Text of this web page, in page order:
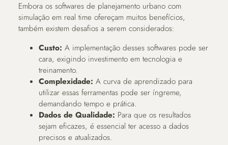
Embora os softwares de planejamento urbano com
simulação em real time ofereçam muitos benefícios,
também existem desafios a serem considerados:
Custo: A implementação desses softwares pode ser
cara, exigindo investimento em tecnologia e
treinamento.
Complexidade: A curva de aprendizado para
utilizar essas ferramentas pode ser íngreme,
demandando tempo e prática.
Dados de Qualidade: Para que os resultados
sejam eficazes, é essencial ter acesso a dados
precisos e atualizados.